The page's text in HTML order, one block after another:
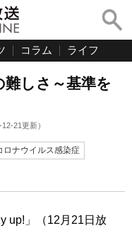
コラム ライフ
難しさ～基準を
21更新）
ロナウイルス感染症
up!」（12月21日放